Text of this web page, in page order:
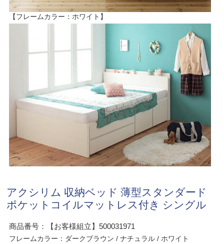
【フレームカラー：ホワイト】
アクシリム 収納ベッド 薄型スタンダード
ポケットコイルマットレス付き シングル
商品番号：【お客様組立】500031971
フレームカラー：ダークブラウン / ナチュラル / ホワイト